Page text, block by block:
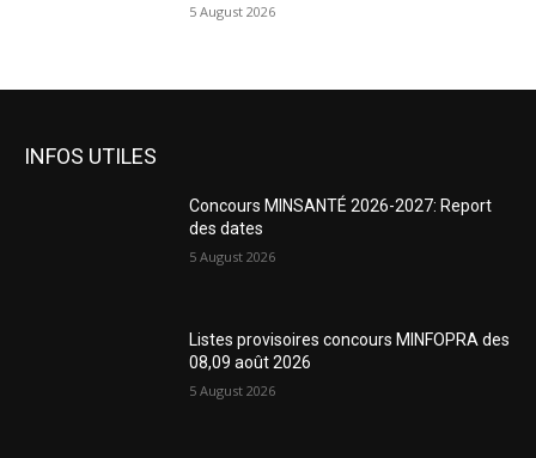
5 August 2026
INFOS UTILES
Concours MINSANTÉ 2026-2027: Report
des dates
5 August 2026
Listes provisoires concours MINFOPRA des
08,09 août 2026
5 August 2026